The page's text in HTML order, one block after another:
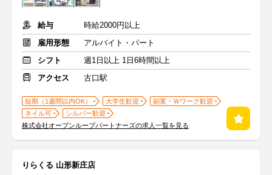
給与
時給2000円以上
雇用形態
アルバイト・パート
シフト
週1日以上 1日6時間以上
アクセス
古口駅
短期（1週間以内OK） 大学生歓迎
副業・Ｗワーク歓迎
ネイル可
シルバー歓迎
株式会社オープンループパートナーズの求人一覧を見る
りらくる 山形新庄店